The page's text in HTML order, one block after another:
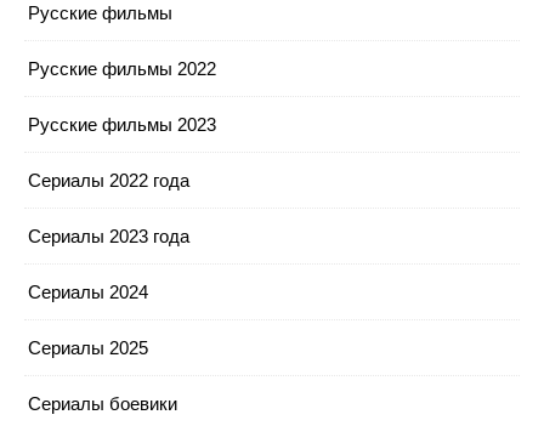
Русские фильмы
Русские фильмы 2022
Русские фильмы 2023
Сериалы 2022 года
Сериалы 2023 года
Сериалы 2024
Сериалы 2025
Сериалы боевики